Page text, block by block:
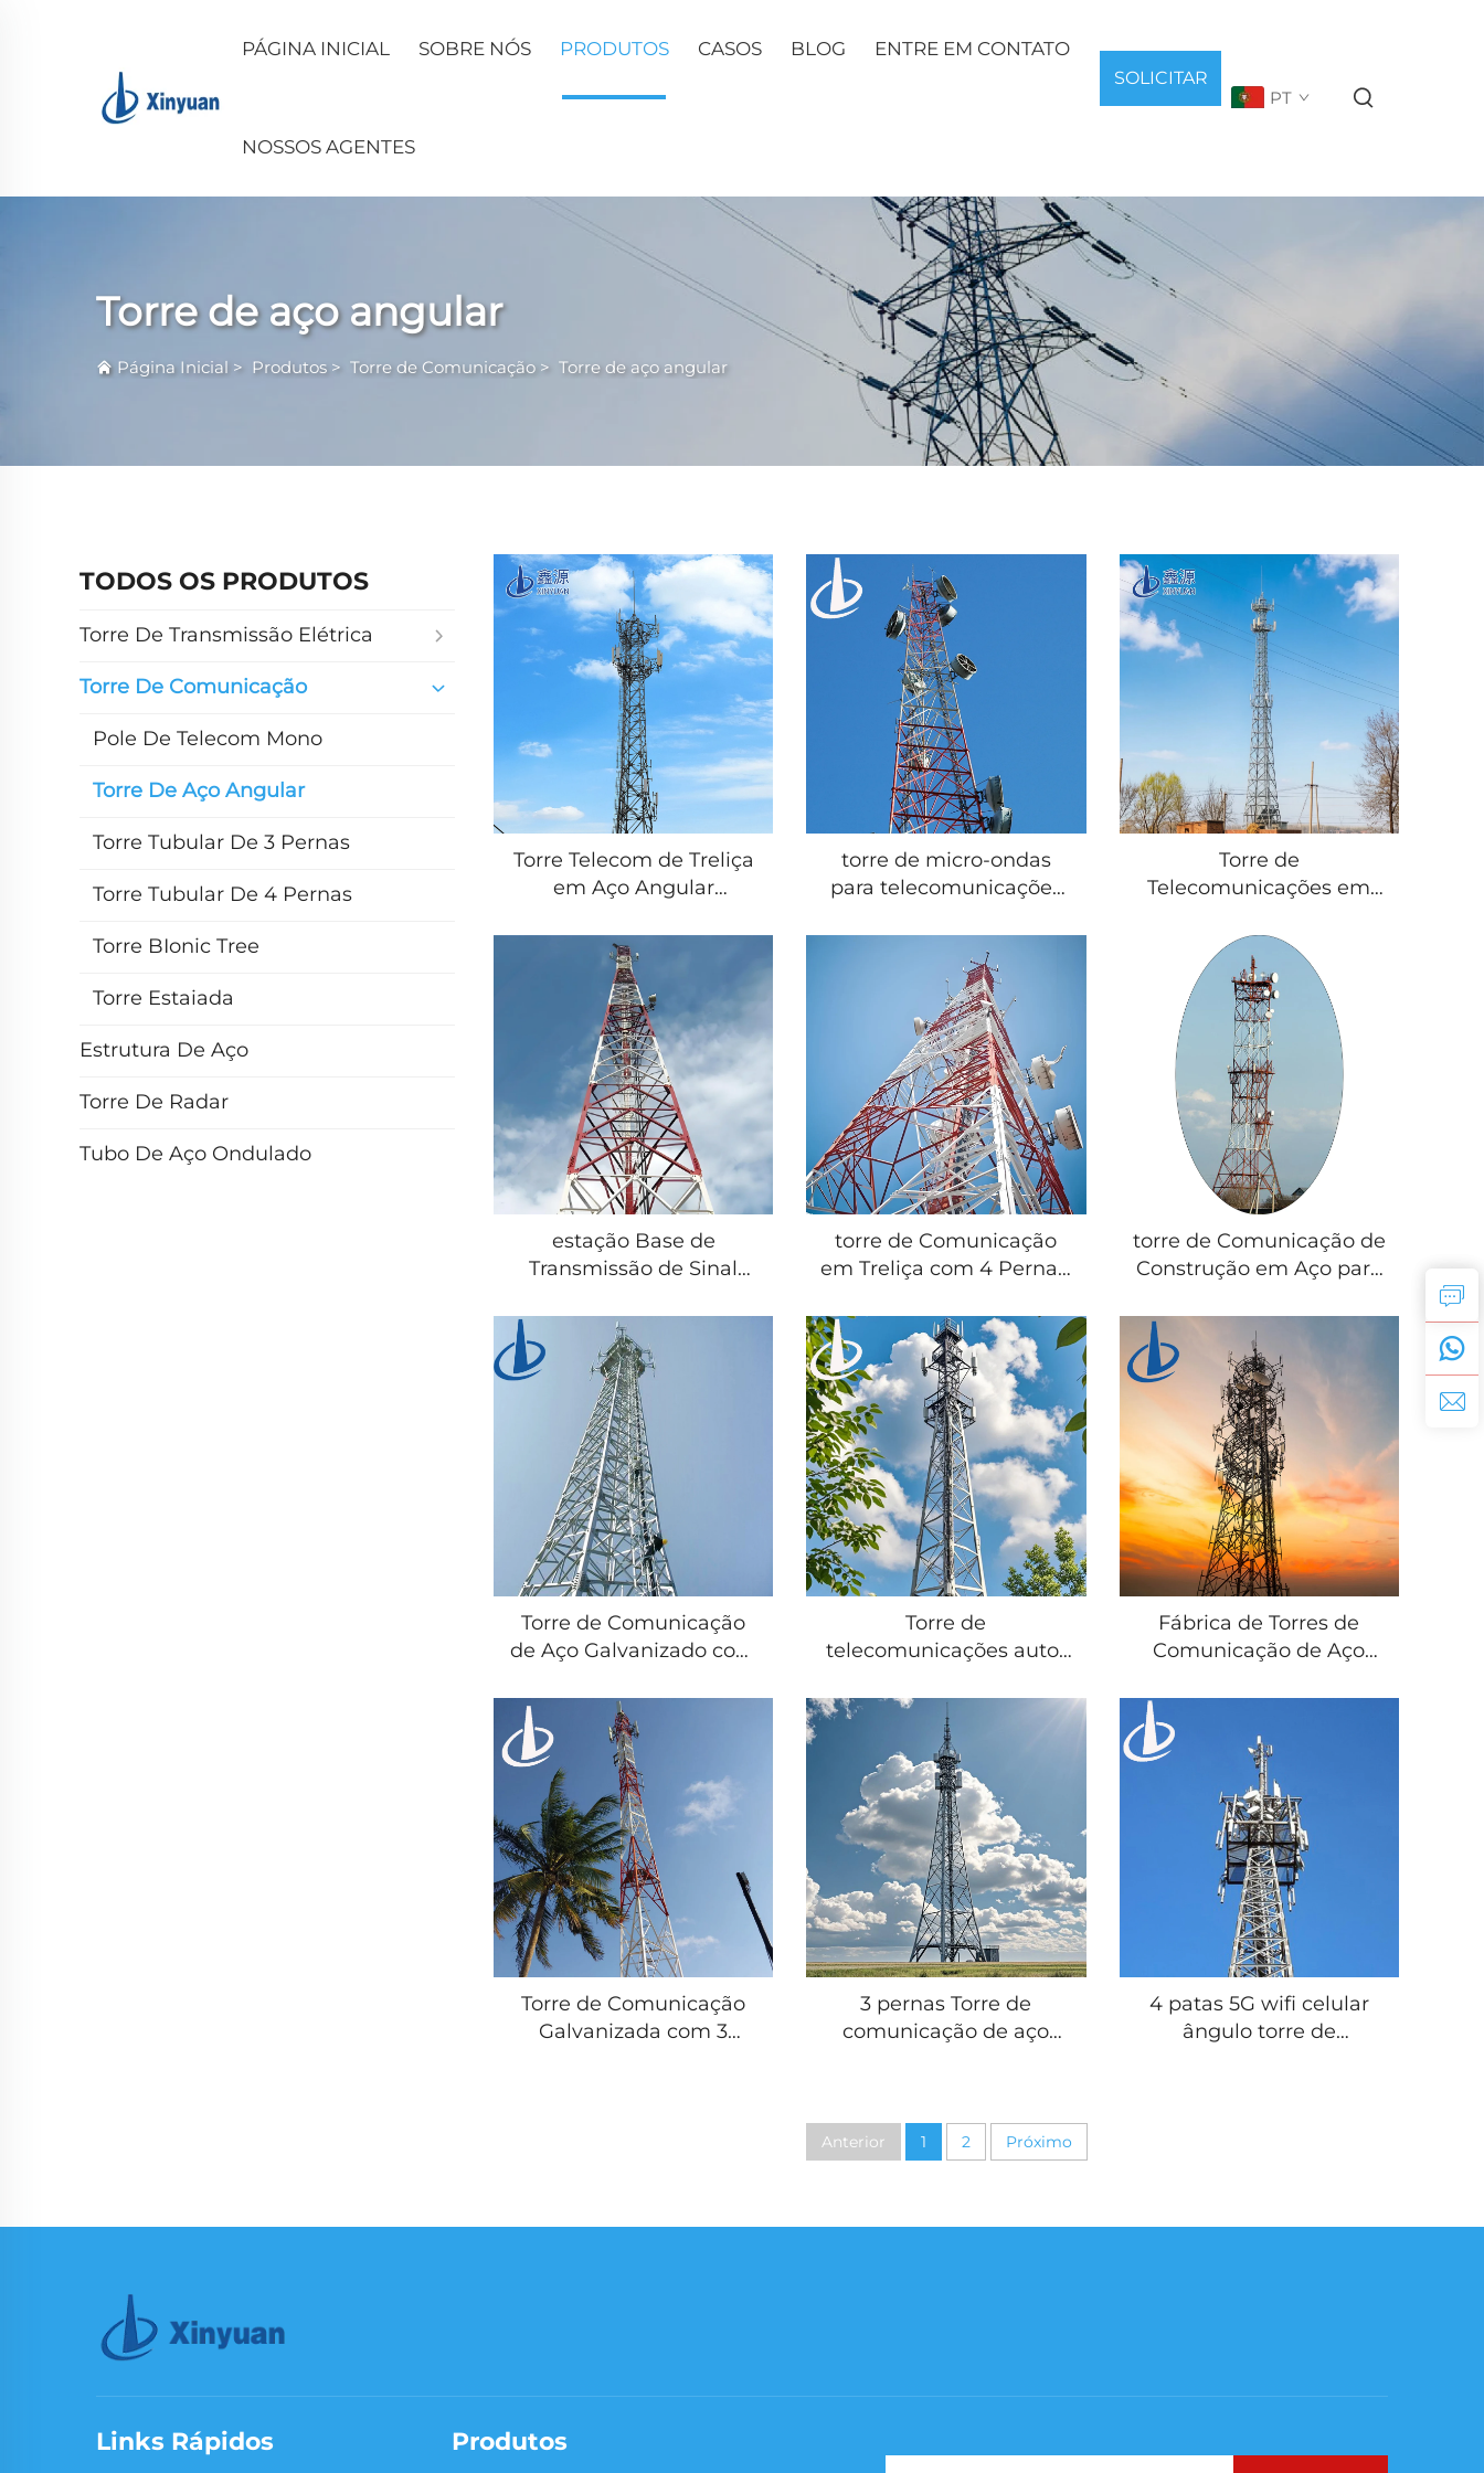
PÁGINA INICIAL SOBRE NÓS PRODUTOS CASOS BLOG ENTRE EM CONTATO
NOSSOS AGENTES
SOLICITAR
PT
Torre de aço angular
Página Inicial > Produtos > Torre de Comunicação > Torre de aço angular
TODOS OS PRODUTOS
Torre De Transmissão Elétrica
Torre De Comunicação
Pole De Telecom Mono
Torre De Aço Angular
Torre Tubular De 3 Pernas
Torre Tubular De 4 Pernas
Torre BIonic Tree
Torre Estaiada
Estrutura De Aço
Torre De Radar
Tubo De Aço Ondulado
Torre Telecom de Treliça
em Aço Angular
com 3/4 Pernas,
Personalizada em 20, 30,
45, 50, 65, 75 e 80 Metros,
Certificada ISO 9001
torre de micro-ondas
para telecomunicações
ou 4 pernas, em aço em
ângulo; torre treliçada
para telecomunicações
GSM; torre tubular de
antena em tubo de aço
Torre de
Telecomunicações em
com Mastro para Antena,
Galvanizada a Quente,
destinada à transmissão
de sinais
estação Base de
Transmissão de Sinal
com Treliça de Aço
Galvanizado de 3 Pernas,
Torre de Comunicação
em Aço em Ângulo
torre de Comunicação
em Treliça com 4 Pernas,
Galvanizado a Quente,
20–100 m, para
Telecomunicações,
Material
Q420B/Q355B/Q235B
torre de Comunicação de
Construção em Aço para
Telecomunicações, Torre
de Transmissão de Sinal
Torre de Comunicação
de Aço Galvanizado com
Ângulo de Aço, Torre de
Relâmpago, Antena de
Torre de Microondas
Torre de
telecomunicações auto-
galvanizada a quente
com 4G/5G móvel, com 3
ou 4 pernas e acessórios
para telecomunicações
Fábrica de Torres de
Comunicação de Aço
Pernas para Antena de
Aço Angular Auto-
sustentável para Sinal 4G
5G Wifi
Torre de Comunicação
Galvanizada com 3
3 pernas Torre de
comunicação de aço
4 patas 5G wifi celular
ângulo torre de
Anterior 1 2 Próximo
Links Rápidos Produtos